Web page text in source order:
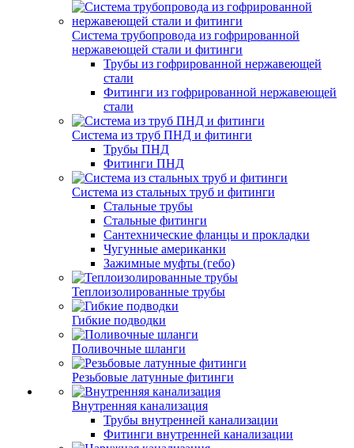
Система трубопровода из гофрированной
нержавеющей стали и фитинги
Трубы из гофрированной нержавеющей
стали
Фитинги из гофрированной нержавеющей
стали
Система из труб ПНД и фитинги
Трубы ПНД
Фитинги ПНД
Система из стальных труб и фитинги
Стальные трубы
Стальные фитинги
Сантехнические фланцы и прокладки
Чугунные американки
Зажимные муфты (гебо)
Теплоизолированные трубы
Гибкие подводки
Поливочные шланги
Резьбовые латунные фитинги
Внутренняя канализация
Трубы внутренней канализации
Фитинги внутренней канализации